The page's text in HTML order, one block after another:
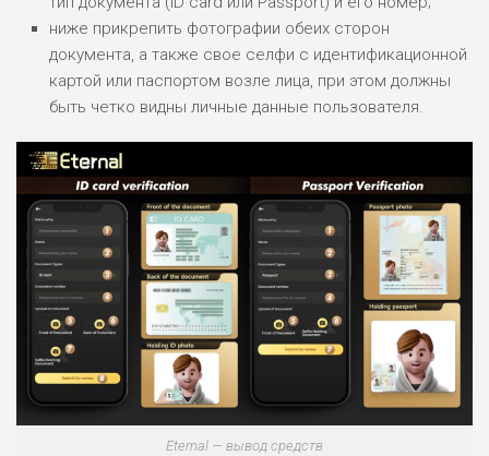
ниже прикрепить фотографии обеих сторон
документа, а также свое селфи с идентификационной
картой или паспортом возле лица, при этом должны
быть четко видны личные данные пользователя.
Eternal — вывод средств